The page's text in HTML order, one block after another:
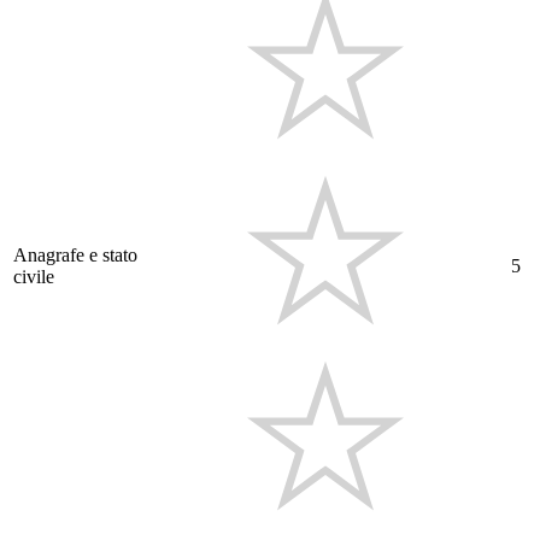
Anagrafe e stato
civile
5